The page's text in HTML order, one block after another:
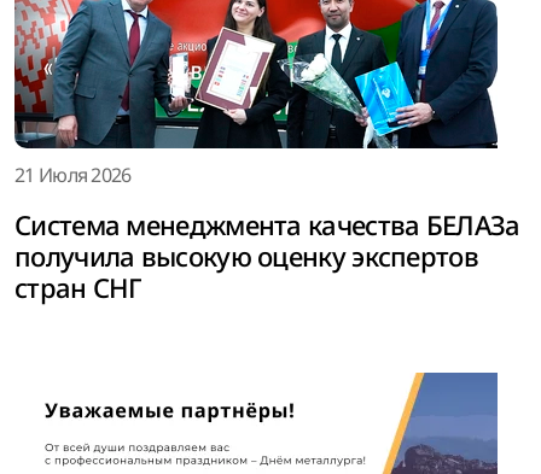
21 Июля 2026
Система менеджмента качества БЕЛАЗа
получила высокую оценку экспертов
стран СНГ